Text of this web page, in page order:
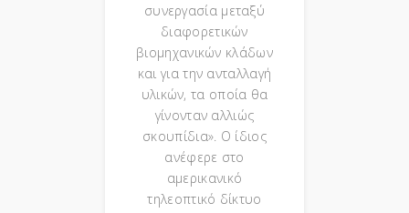
συνεργασία μεταξύ
διαφορετικών
βιομηχανικών κλάδων
και για την ανταλλαγή
υλικών, τα οποία θα
γίνονταν αλλιώς
σκουπίδια». Ο ίδιος
ανέφερε στο
αμερικανικό
τηλεοπτικό δίκτυο